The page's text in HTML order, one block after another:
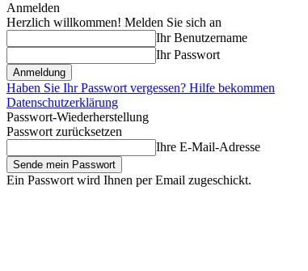
Anmelden
Herzlich willkommen! Melden Sie sich an
Ihr Benutzername
Ihr Passwort
Haben Sie Ihr Passwort vergessen? Hilfe bekommen
Datenschutzerklärung
Passwort-Wiederherstellung
Passwort zurücksetzen
Ihre E-Mail-Adresse
Ein Passwort wird Ihnen per Email zugeschickt.